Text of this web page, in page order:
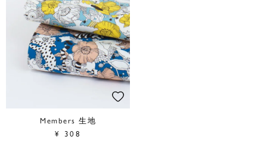
Members 生地
¥
308